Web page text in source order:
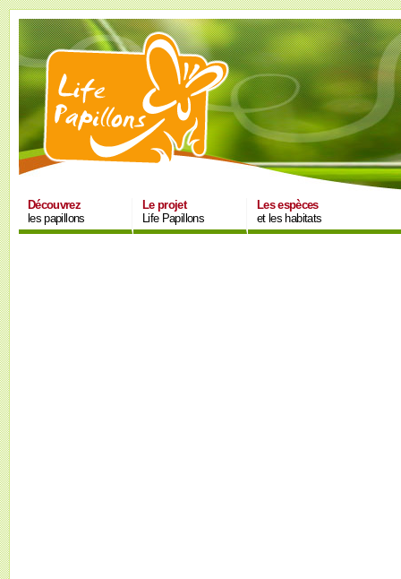
Découvrez
les papillons
Le projet
Life Papillons
Les espèces
et les habitats